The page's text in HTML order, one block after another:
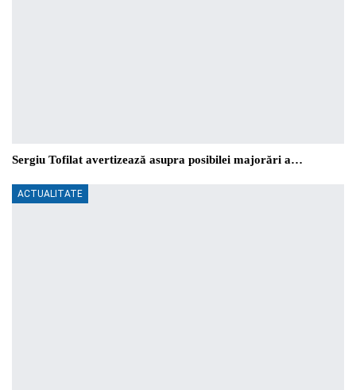
Sergiu Tofilat avertizează asupra posibilei majorări a…
ACTUALITATE